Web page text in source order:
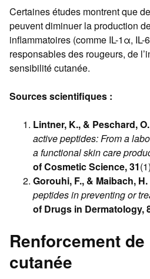
Certaines études montrent que
peuvent diminuer la production
inflammatoires (comme IL-1α, IL-
responsables des rougeurs, de
sensibilité cutanée.
Sources scientifiques :
Lintner, K., & Peschard,
active peptides: From a
a functional skin care
of Cosmetic Science, 31
Gorouhi, F., & Maibach, H.
peptides in preventing or
of Drugs in Dermatology,
Renforcement
cutanée